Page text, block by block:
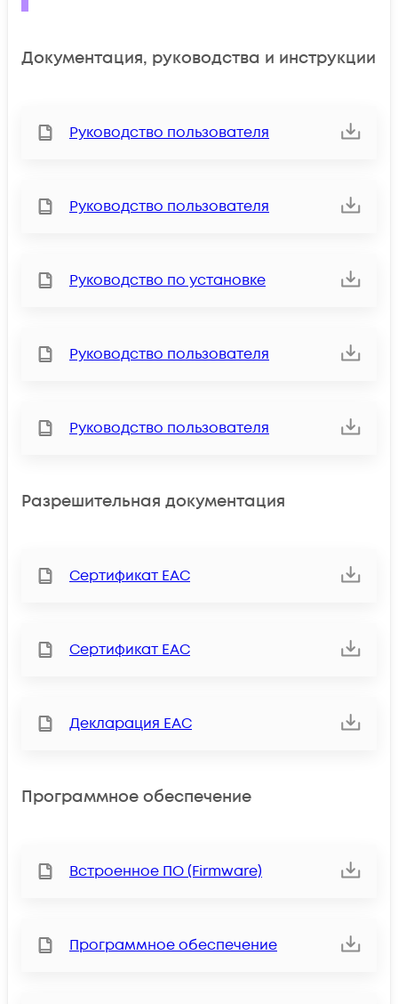
Документация, руководства и инструкции
Руководство пользователя
Руководство пользователя
Руководство по установке
Руководство пользователя
Руководство пользователя
Разрешительная документация
Сертификат ЕАС
Сертификат ЕАС
Декларация ЕАС
Программное обеспечение
Встроенное ПО (Firmware)
Программное обеспечение